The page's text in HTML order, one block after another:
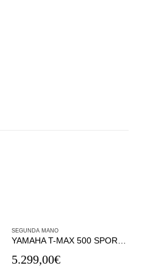
SEGUNDA MANO
5.299,00€